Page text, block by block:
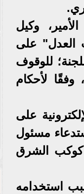
وكيل
العدل" على
للوقوف
وفقًا لأحكام
على
مسئول
الشرق
استخدامه